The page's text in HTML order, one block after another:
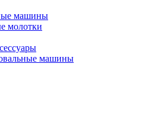
машины
молотки
машины